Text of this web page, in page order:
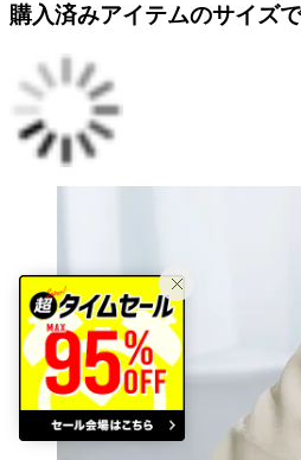
購入済みアイテムのサイズ